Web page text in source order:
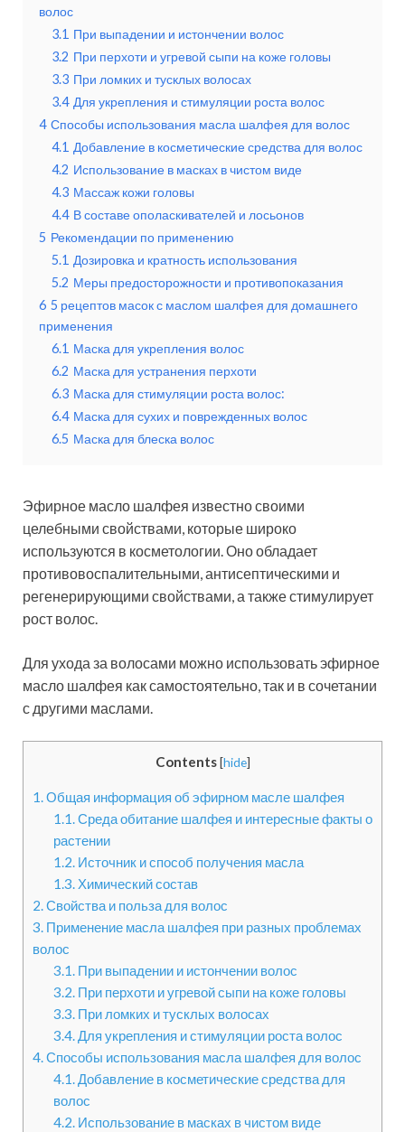
волос
3.1 При выпадении и истончении волос
3.2 При перхоти и угревой сыпи на коже головы
3.3 При ломких и тусклых волосах
3.4 Для укрепления и стимуляции роста волос
4 Способы использования масла шалфея для волос
4.1 Добавление в косметические средства для волос
4.2 Использование в масках в чистом виде
4.3 Массаж кожи головы
4.4 В составе ополаскивателей и лосьонов
5 Рекомендации по применению
5.1 Дозировка и кратность использования
5.2 Меры предосторожности и противопоказания
6 5 рецептов масок с маслом шалфея для домашнего
применения
6.1 Маска для укрепления волос
6.2 Маска для устранения перхоти
6.3 Маска для стимуляции роста волос:
6.4 Маска для сухих и поврежденных волос
6.5 Маска для блеска волос
Эфирное масло шалфея известно своими
целебными свойствами, которые широко
используются в косметологии. Оно обладает
противовоспалительными, антисептическими и
регенерирующими свойствами, а также стимулирует
рост волос.
Для ухода за волосами можно использовать эфирное
масло шалфея как самостоятельно, так и в сочетании
с другими маслами.
Contents [hide]
1.Общая информация об эфирном масле шалфея
1.1.Среда обитание шалфея и интересные факты о
растении
1.2.Источник и способ получения масла
1.3.Химический состав
2.Свойства и польза для волос
3. Применение масла шалфея при разных проблемах
волос
3.1.При выпадении и истончении волос
3.2.При перхоти и угревой сыпи на коже головы
3.3.При ломких и тусклых волосах
3.4.Для укрепления и стимуляции роста волос
4.Способы использования масла шалфея для волос
4.1.Добавление в косметические средства для
волос
4.2.Использование в масках в чистом виде